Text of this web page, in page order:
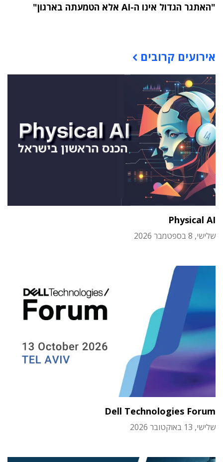
"האתגר הגדול אינו ה-AI אלא הטמעתה בארגון"
אירועים קרובים
Physical AI
שלישי, 8 בספטמבר 2026
Dell Technologies Forum
שלישי, 13 באוקטובר 2026